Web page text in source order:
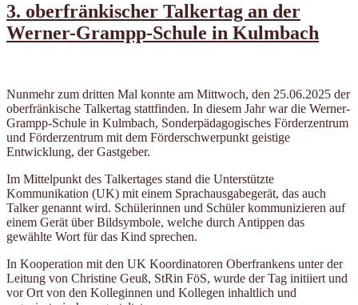
3. oberfränkischer Talkertag an der
Werner-Grampp-Schule in Kulmbach
Nunmehr zum dritten Mal konnte am Mittwoch, den 25.06.2025 der
oberfränkische Talkertag stattfinden. In diesem Jahr war die Werner-
Grampp-Schule in Kulmbach, Sonderpädagogisches Förderzentrum
und Förderzentrum mit dem Förderschwerpunkt geistige
Entwicklung, der Gastgeber.
Im Mittelpunkt des Talkertages stand die Unterstützte
Kommunikation (UK) mit einem Sprachausgabegerät, das auch
Talker genannt wird. Schülerinnen und Schüler kommunizieren auf
einem Gerät über Bildsymbole, welche durch Antippen das
gewählte Wort für das Kind sprechen.
In Kooperation mit den UK Koordinatoren Oberfrankens unter der
Leitung von Christine Geuß, StRin FöS, wurde der Tag initiiert und
vor Ort von den Kolleginnen und Kollegen inhaltlich und